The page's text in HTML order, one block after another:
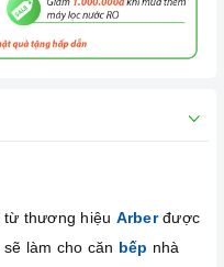
từ thương hiệu Arberđược
làm cho căn bếp nhà